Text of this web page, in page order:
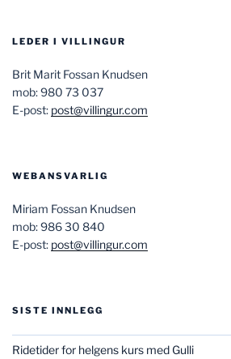
LEDER I VILLINGUR
Brit Marit Fossan Knudsen
mob: 980 73 037
E-post: post@villingur.com
WEBANSVARLIG
Miriam Fossan Knudsen
mob: 986 30 840
E-post: post@villingur.com
SISTE INNLEGG
Ridetider for helgens kurs med Gulli